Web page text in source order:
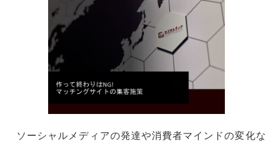
ソーシャルメディアの発達や消費者マインドの変化な